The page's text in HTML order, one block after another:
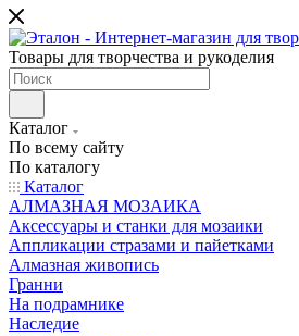
Товары для творчества и рукоделия
Каталог
По всему сайту
По каталогу
Каталог
АЛМАЗНАЯ МОЗАИКА
Аксессуары и станки для мозаики
Аппликации стразами и пайетками
Алмазная живопись
Гранни
На подрамнике
Наследие